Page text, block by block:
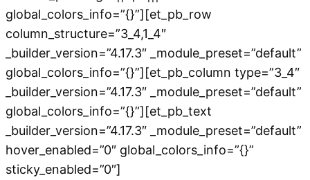
global_colors_info=”{}”][et_pb_row
column_structure=”3_4,1_4″
_builder_version=”4.17.3″ _module_preset=”default”
global_colors_info=”{}”][et_pb_column type=”3_4″
_builder_version=”4.17.3″ _module_preset=”default”
global_colors_info=”{}”][et_pb_text
_builder_version=”4.17.3″ _module_preset=”default”
hover_enabled=”0″ global_colors_info=”{}”
sticky_enabled=”0″]